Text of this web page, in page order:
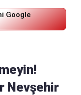
Google
Nevşehir